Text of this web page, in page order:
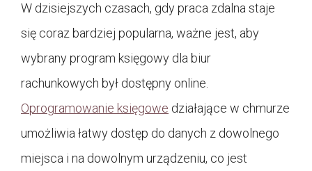
W dzisiejszych czasach, gdy praca zdalna staje
się coraz bardziej popularna, ważne jest, aby
wybrany program księgowy dla biur
rachunkowych był dostępny online.
Oprogramowanie księgowe działające w chmurze
umożliwia łatwy dostęp do danych z dowolnego
miejsca i na dowolnym urządzeniu, co jest